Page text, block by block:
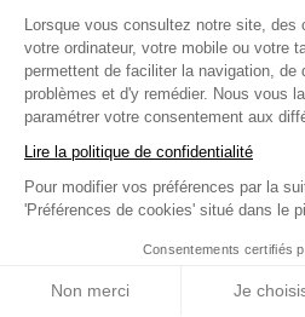
Lorsque vous consultez notre site, des
votre ordinateur, votre mobile ou votre
permettent de faciliter la navigation, de
problèmes et d'y remédier. Nous vous
paramétrer votre consentement aux
Lire la politique de confidentialité
Pour modifier vos préférences par la
'Préférences de cookies' situé dans le
Consentements certifiés
Non merci Je
L’ENSEIGNE DISTRICENTER
Suivez-
Moyens de